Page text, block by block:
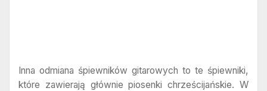
Inna odmiana śpiewników gitarowych to te śpiewniki,
które zawierają głównie piosenki chrześcijańskie. W